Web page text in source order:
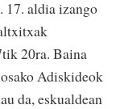
17. aldia izango
20ra. Baina
Adiskideok
da, eskualdean